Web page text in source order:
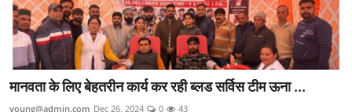
मानवता के लिए बेहतरीन कार्य कर रही ब्लड सर्विस टीम ऊना ...
young@admin.com Dec 26, 2024 0 43